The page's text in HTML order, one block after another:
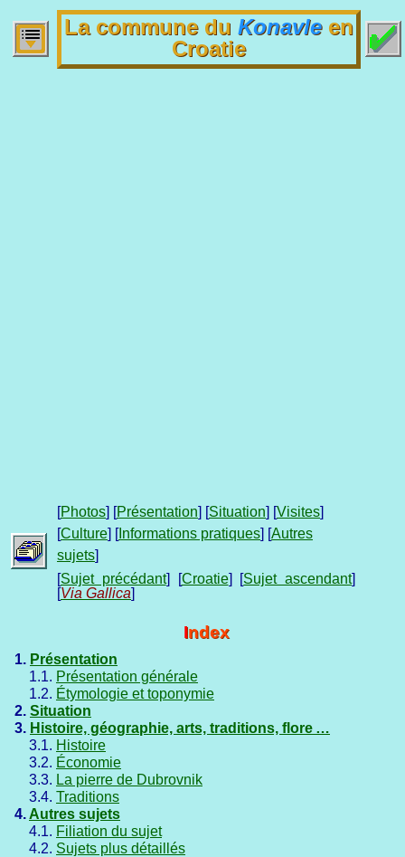
La commune du Konavleen
Croatie
[Photos] [Présentation] [Situation] [Visites]
[Culture] [Informations pratiques] [Autres
sujets]
[Sujet précédant] [Croatie] [Sujet ascendant]
[Via Gallica]
Index
1. Présentation
1.1. Présentation générale
1.2. Étymologie et toponymie
2. Situation
3. Histoire, géographie, arts, traditions, flore …
3.1. Histoire
3.2. Économie
3.3. La pierre de Dubrovnik
3.4. Traditions
4.Autres sujets
4.1. Filiation du sujet
4.2. Sujets plus détaillés